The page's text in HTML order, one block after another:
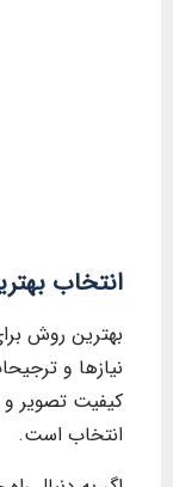
انتخاب
بهترین روش
نیازها و
انتخاب است.